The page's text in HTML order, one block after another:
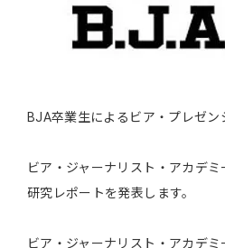
BJA卒業生によるビア・プレゼン
ビア・ジャーナリスト・アカデ
研究レポートを発表します。
ビア・ジャーナリスト・アカデ